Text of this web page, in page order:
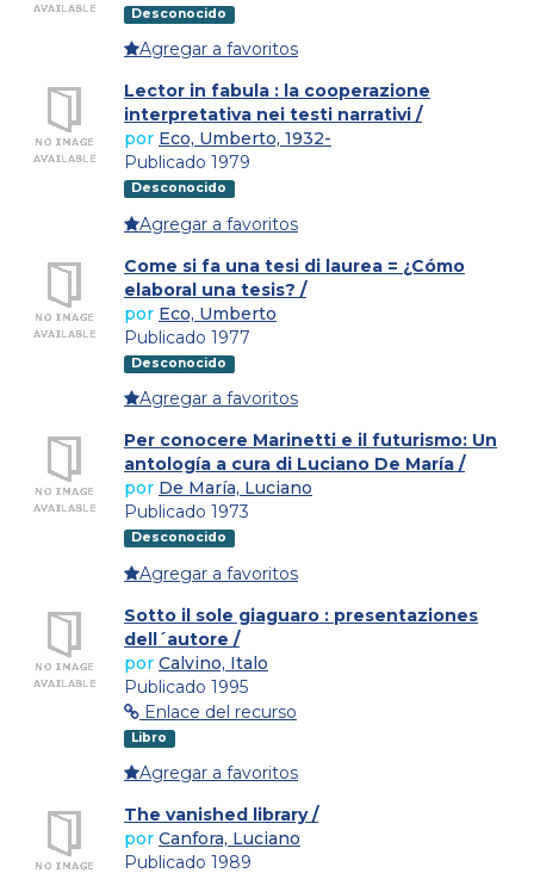
Desconocido
Agregar a favoritos
Lector in fabula : la cooperazione
interpretativa nei testi narrativi /
por Eco, Umberto, 1932-
Publicado 1979
Desconocido
Agregar a favoritos
Come si fa una tesi di laurea = ¿Cómo
elaboral una tesis? /
por Eco, Umberto
Publicado 1977
Desconocido
Agregar a favoritos
Per conocere Marinetti e il futurismo: Un
antología a cura di Luciano De María /
por De María, Luciano
Publicado 1973
Desconocido
Agregar a favoritos
Sotto il sole giaguaro : presentaziones
dell´autore /
por Calvino, Italo
Publicado 1995
Enlace del recurso
Libro
Agregar a favoritos
The vanished library /
por Canfora, Luciano
Publicado 1989